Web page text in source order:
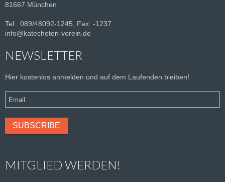
81667 München
Tel.: 089/48092-1245, Fax: -1237
info@katecheten-verein.de
NEWSLETTER
Hier kostenlos anmelden und auf dem Laufenden bleiben!
MITGLIED WERDEN!